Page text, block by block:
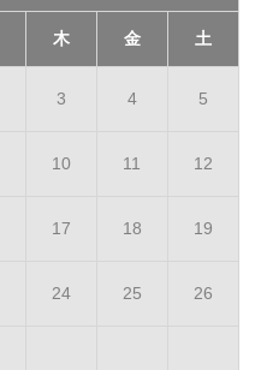
木 金 土
3 4 5
10 11 12
17 18 19
24 25 26